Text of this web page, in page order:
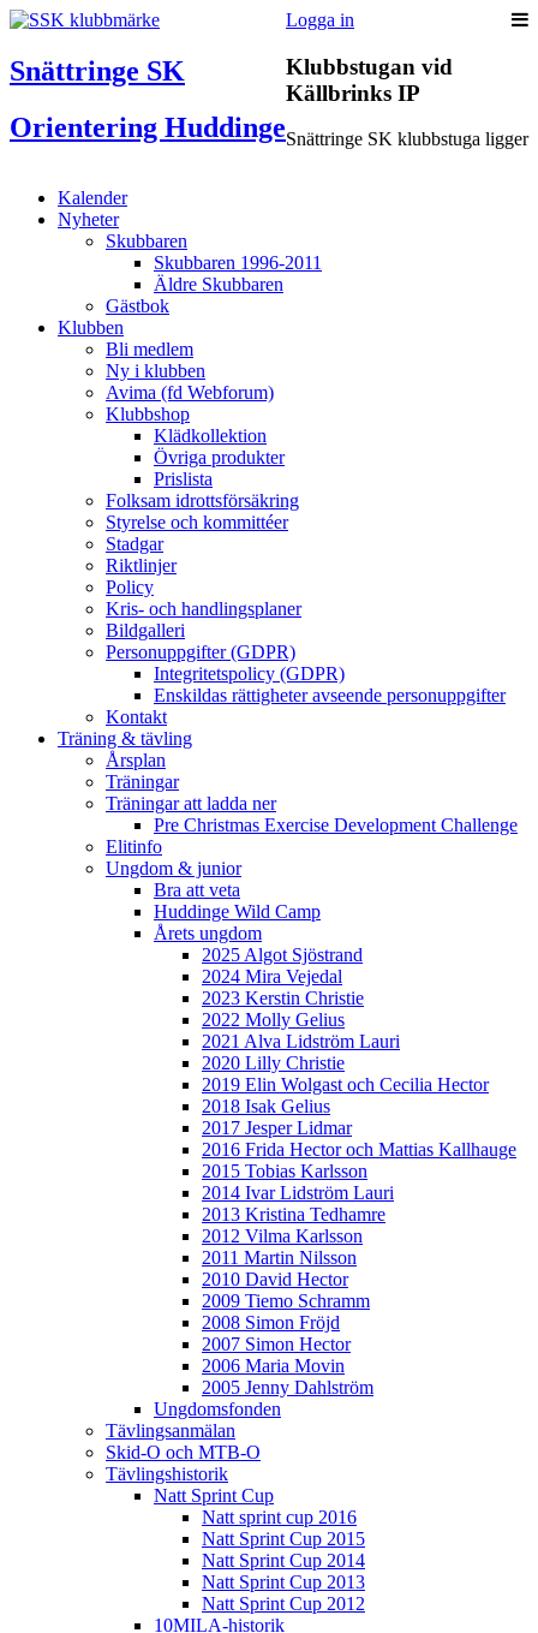
Logga in
Snättringe SK
Orientering Huddinge
Kalender
Nyheter
Skubbaren
Skubbaren 1996-2011
Äldre Skubbaren
Gästbok
Klubben
Bli medlem
Ny i klubben
Avima (fd Webforum)
Klubbshop
Klädkollektion
Övriga produkter
Prislista
Folksam idrottsförsäkring
Styrelse och kommittéer
Stadgar
Riktlinjer
Policy
Kris- och handlingsplaner
Bildgalleri
Personuppgifter (GDPR)
Integritetspolicy (GDPR)
Enskildas rättigheter avseende personuppgifter
Kontakt
Träning & tävling
Årsplan
Träningar
Träningar att ladda ner
Pre Christmas Exercise Development Challenge
Elitinfo
Ungdom & junior
Bra att veta
Huddinge Wild Camp
Årets ungdom
2025 Algot Sjöstrand
2024 Mira Vejedal
2023 Kerstin Christie
2022 Molly Gelius
2021 Alva Lidström Lauri
2020 Lilly Christie
2019 Elin Wolgast och Cecilia Hector
2018 Isak Gelius
2017 Jesper Lidmar
2016 Frida Hector och Mattias Kallhauge
2015 Tobias Karlsson
2014 Ivar Lidström Lauri
2013 Kristina Tedhamre
2012 Vilma Karlsson
2011 Martin Nilsson
2010 David Hector
2009 Tiemo Schramm
2008 Simon Fröjd
2007 Simon Hector
2006 Maria Movin
2005 Jenny Dahlström
Ungdomsfonden
Tävlingsanmälan
Skid-O och MTB-O
Tävlingshistorik
Natt Sprint Cup
Natt sprint cup 2016
Natt Sprint Cup 2015
Natt Sprint Cup 2014
Natt Sprint Cup 2013
Natt Sprint Cup 2012
10MILA-historik
Klubbstugan vid
Källbrinks IP
Snättringe SK klubbstuga ligger